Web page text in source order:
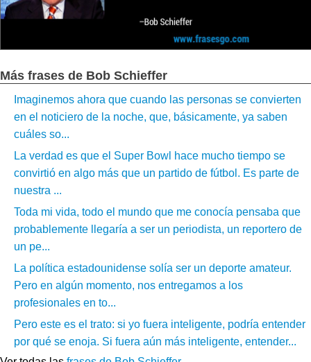
Más frases de Bob Schieffer
Imaginemos ahora que cuando las personas se convierten
en el noticiero de la noche, que, básicamente, ya saben
cuáles so...
La verdad es que el Super Bowl hace mucho tiempo se
convirtió en algo más que un partido de fútbol. Es parte de
nuestra ...
Toda mi vida, todo el mundo que me conocía pensaba que
probablemente llegaría a ser un periodista, un reportero de
un pe...
La política estadounidense solía ser un deporte amateur.
Pero en algún momento, nos entregamos a los
profesionales en to...
Pero este es el trato: si yo fuera inteligente, podría entender
por qué se enoja. Si fuera aún más inteligente, entender...